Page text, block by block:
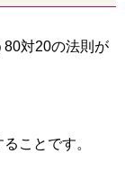
80対20の法則が
ことです。